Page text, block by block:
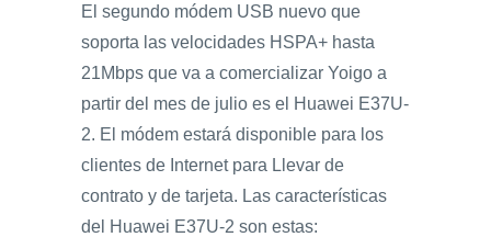
El segundo módem USB nuevo que
soporta las velocidades HSPA+ hasta
21Mbps que va a comercializar Yoigo a
partir del mes de julio es el Huawei E37U-
2. El módem estará disponible para los
clientes de Internet para Llevar de
contrato y de tarjeta. Las características
del Huawei E37U-2 son estas: